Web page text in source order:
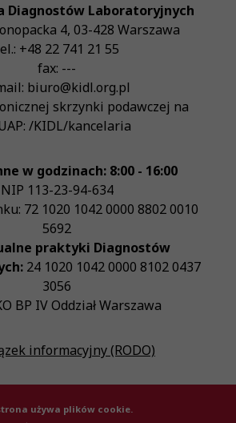
Diagnostów Laboratoryjnych
4, 03-428 Warszawa
+48 22 741 21 55
fax: ---
biuro@kidl.org.pl
skrzynki podawczej na
/KIDL/kancelaria
w godzinach: 8:00 - 16:00
NIP 113-23-94-634
72 1020 1042 0000 8802 0010
5692
praktyki Diagnostów
24 1020 1042 0000 8102 0437
3056
BP IV Oddział Warszawa
informacyjny (RODO)
używa plików cookie.